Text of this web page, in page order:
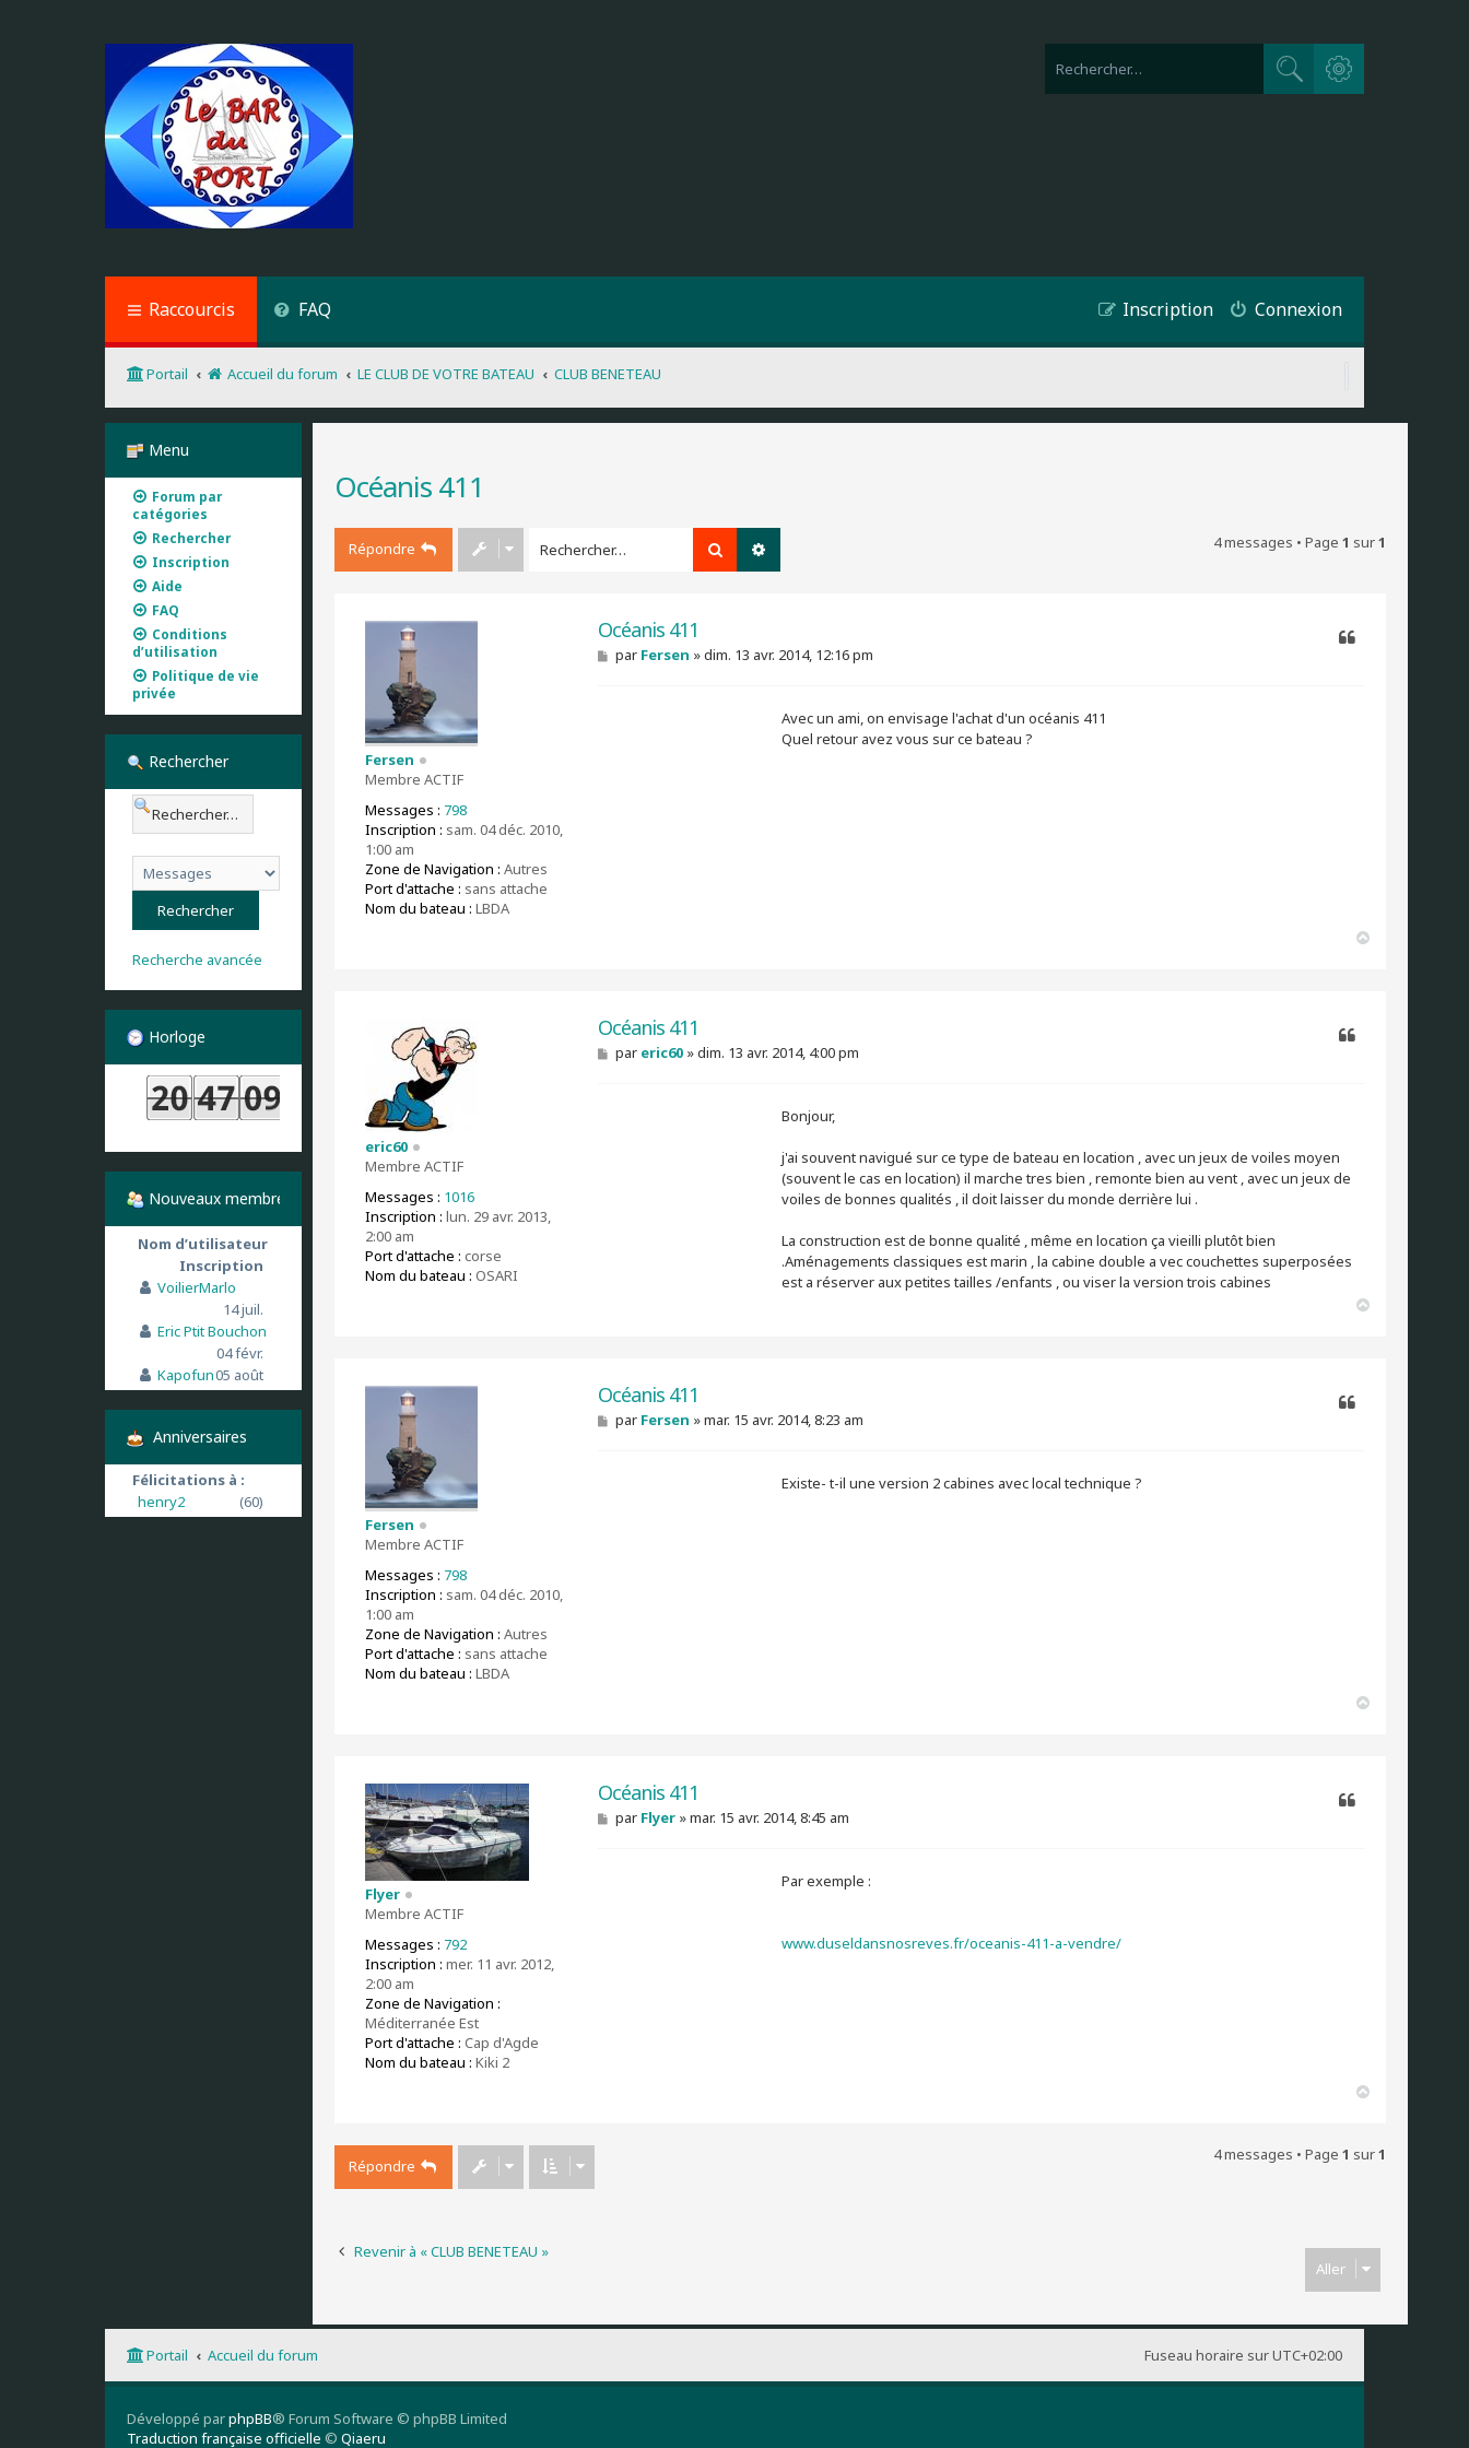
Rechercher
Recherche avancée
Raccourcis FAQ Connexion
Inscription
Portail Accueil du forum LE CLUB DE VOTRE BATEAU CLUB BENETEAU
Océanis 411
Répondre Rechercher 4 messages • Page 1 sur1
Fersen
Membre ACTIF
Messages : 798
Inscription : sam. 04 déc. 2010,
1:00 am
Zone de Navigation : Autres
Port d'attache : sans attache
Nom du bateau : LBDA
Océanis 411
M
e
par Fersen »dim. 13 avr. 2014, 12:16 pm
Avec un ami, on envisage l'achat d'un océanis 411
Quel retour avez vous sur ce bateau ?
eric60
Membre ACTIF
Messages : 1016
Inscription : lun. 29 avr. 2013,
2:00 am
Port d'attache : corse
Nom du bateau : OSARI
Océanis 411
M
e
par eric60 »dim. 13 avr. 2014, 4:00 pm
Bonjour,
j'ai souvent navigué sur ce type de bateau en location , avec un jeux de voiles moyen
(souvent le cas en location) il marche tres bien , remonte bien au vent , avec un jeux de
voiles de bonnes qualités , il doit laisser du monde derrière lui .
La construction est de bonne qualité , même en location ça vieilli plutôt bien
.Aménagements classiques est marin , la cabine double a vec couchettes superposées
est a réserver aux petites tailles /enfants , ou viser la version trois cabines
Fersen
Membre ACTIF
Messages : 798
Inscription : sam. 04 déc. 2010,
1:00 am
Zone de Navigation : Autres
Port d'attache : sans attache
Nom du bateau : LBDA
Océanis 411
M
e
par Fersen »mar. 15 avr. 2014, 8:23 am
Existe- t-il une version 2 cabines avec local technique ?
Flyer
Membre ACTIF
Messages : 792
Inscription : mer. 11 avr. 2012,
2:00 am
Zone de Navigation :
Méditerranée Est
Port d'attache : Cap d'Agde
Nom du bateau : Kiki 2
Océanis 411
M
e
par Flyer »mar. 15 avr. 2014, 8:45 am
Par exemple :
www.duseldansnosreves.fr/oceanis-411-a-vendre/
Répondre
4 messages • Page 1 sur1
Revenir à « CLUB BENETEAU »
Aller
Menu
Forum par
catégories
Rechercher
Inscription
Aide
FAQ
Conditions
d’utilisation
Politique de vie
privée
Rechercher
Recherche avancée
Horloge
Nouveaux membres
Nom d’utilisateur
Inscription
VoilierMarlo
14 juil.
Eric Ptit Bouchon
04 févr.
Kapofun05 août
Anniversaires
Félicitations à :
henry2
(60)
Fuseau horaire surUTC+02:00
Portail Accueil du forum
Développé parphpBB® Forum Software © phpBB Limited
Traduction française officielle © Qiaeru